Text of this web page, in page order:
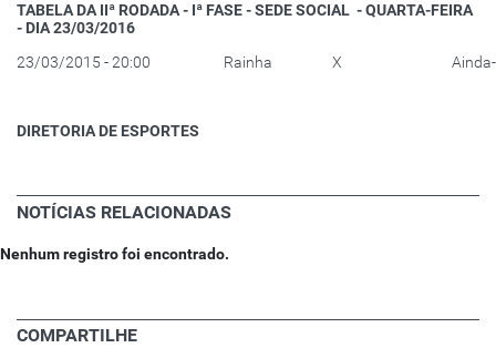
TABELA DA IIª RODADA - Iª FASE - SEDE SOCIAL - QUARTA-FEIRA
- DIA 23/03/2016
23/03/2015 - 20:00
Rainha X
DIRETORIA DE ESPORTES
NOTÍCIAS RELACIONADAS
Nenhum registro foi encontrado.
COMPARTILHE